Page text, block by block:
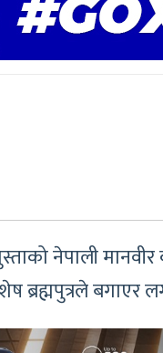
नेपाली
बगाएर